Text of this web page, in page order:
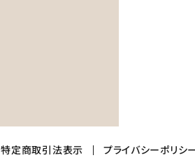
特定商取引法表示 プライバシーポリシ